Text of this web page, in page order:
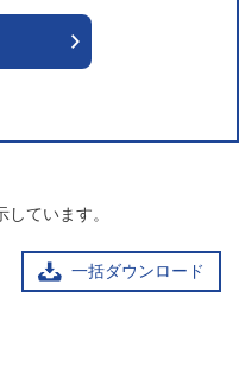
しています。
一括ダウンロード